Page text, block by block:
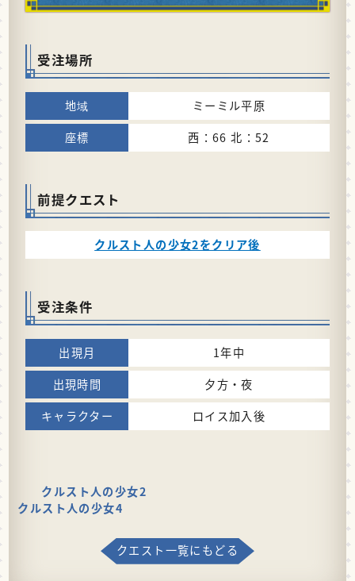
受注場所
ミーミル平原
西：66 北：52
前提クエスト
クルスト人の少女2をクリア後
受注条件
1年中
夕方・夜
ロイス加入後
クルスト人の少女2
クルスト人の少女4
クエスト一覧にもどる